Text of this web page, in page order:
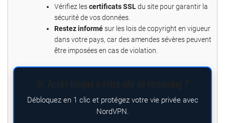
Vérifiez lescertificats SSLdu site pour garantir la
sécurité de vos données.
Restez informésur les lois de copyright en vigueur
dans votre pays, car des amendes sévères peuvent
être imposées en cas de violation.
Débloquez en 1 clic et protégez votre vie privée avec
NordVPN.